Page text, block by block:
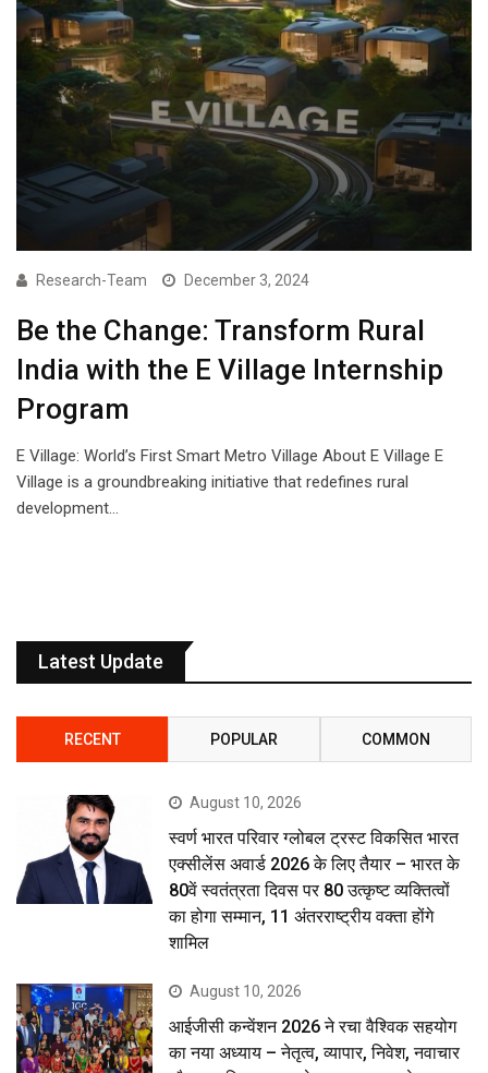
Research-Team December 3, 2024
Be the Change: Transform Rural
India with the E Village Internship
Program
E Village: World’s First Smart Metro Village About E Village E
Village is a groundbreaking initiative that redefines rural
development…
Latest Update
RECENT POPULAR COMMON
August 10, 2026
स्वर्ण भारत परिवार ग्लोबल ट्रस्ट विकसित भारत
एक्सीलेंस अवार्ड 2026 के लिए तैयार – भारत के
80वें स्वतंत्रता दिवस पर 80 उत्कृष्ट व्यक्तित्वों
का होगा सम्मान, 11 अंतरराष्ट्रीय वक्ता होंगे
शामिल
August 10, 2026
आईजीसी कन्वेंशन 2026 ने रचा वैश्विक सहयोग
का नया अध्याय – नेतृत्व, व्यापार, निवेश, नवाचार